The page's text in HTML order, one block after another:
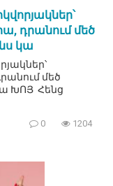
դրանում մեծ
կա
մեծ
ԽՈՅ Հենց
0 1204